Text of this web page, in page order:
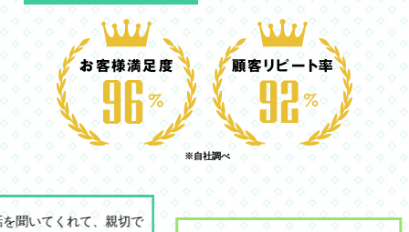
お客様満足度 顧客リピート率
※自社調べ
親切で
会社の不